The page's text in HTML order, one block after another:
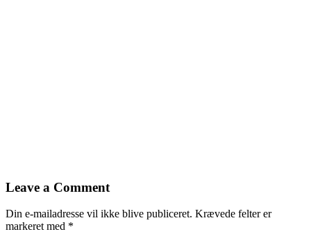
Leave a Comment
Din e-mailadresse vil ikke blive publiceret. Krævede felter er
markeret med *